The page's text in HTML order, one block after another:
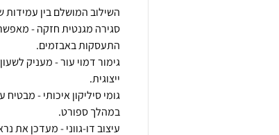
סגירה מגנטית חזקה -
גימור דמוי עור - מעניק
גומי סיליקון איכותי -